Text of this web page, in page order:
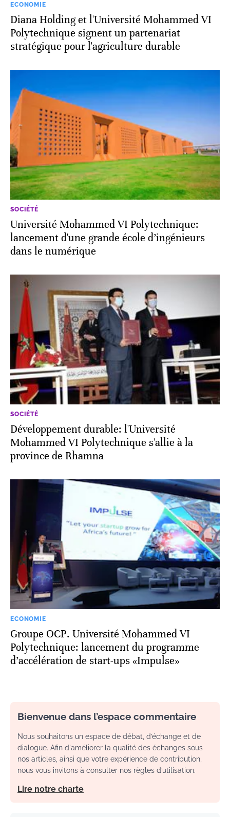
ECONOMIE
Diana Holding et l'Université Mohammed VI
Polytechnique signent un partenariat
stratégique pour l'agriculture durable
SOCIÉTÉ
Université Mohammed VI Polytechnique:
lancement d'une grande école d’ingénieurs
dans le numérique
SOCIÉTÉ
Développement durable: l'Université
Mohammed VI Polytechnique s'allie à la
province de Rhamna
ECONOMIE
Groupe OCP. Université Mohammed VI
Polytechnique: lancement du programme
d’accélération de start-ups «Impulse»
Bienvenue dans l’espace commentaire
Nous souhaitons un espace de débat, d’échange et de
dialogue. Afin d'améliorer la qualité des échanges sous
nos articles, ainsi que votre expérience de contribution,
nous vous invitons à consulter nos règles d’utilisation.
Lire notre charte